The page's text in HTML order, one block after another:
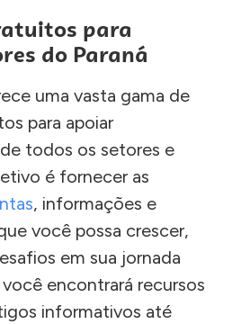
para
do Paraná
uma vasta gama de
para apoiar
todos os setores e
é fornecer as
, informações e
você possa crescer,
em sua jornada
encontrará recursos
informativos até